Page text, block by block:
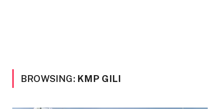
BROWSING: KMP GILI